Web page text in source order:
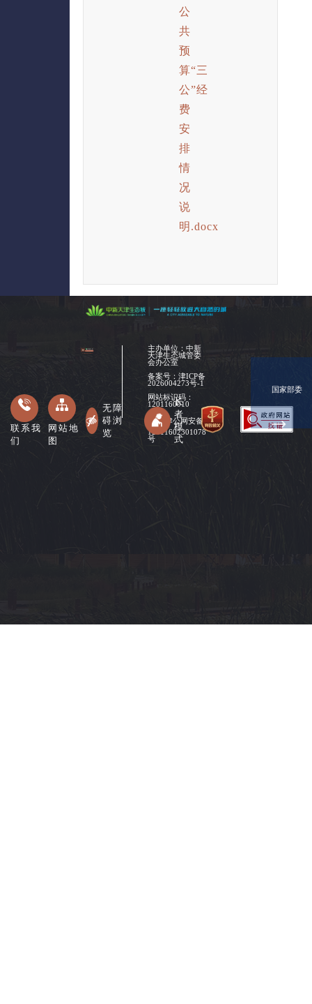
公
共
预
算“三
公”经
费
安
排
情
况
说
明.docx
主办单位：中新
天津生态城管委
会办公室
备案号： 津ICP备
2026004273号-1
网站标识码：
1201160010
津公网安备
12011602301078
号
联系我
们
网站地
图
无障
碍浏
览
长
者
模
式
国家部委